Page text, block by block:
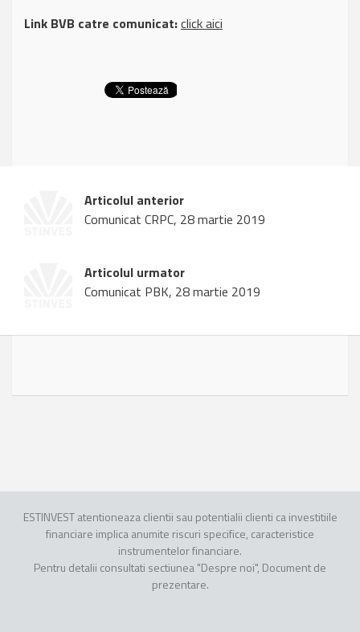
Link BVB catre comunicat:click aici
Articolul anterior
Comunicat CRPC, 28 martie 2019
Articolul urmator
Comunicat PBK, 28 martie 2019
ESTINVEST atentioneaza clientii sau potentialii clienti ca investitiile
financiare implica anumite riscuri specifice, caracteristice
instrumentelor financiare.
Pentru detalii consultati sectiunea "Despre noi", Document de
prezentare.